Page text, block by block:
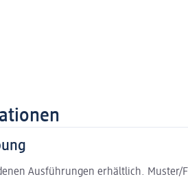
Ausführungen erhältlich. Muster/